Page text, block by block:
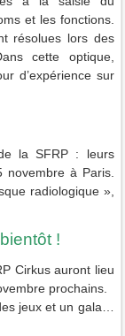
et les fonctions.
résolues lors des
cette optique,
d’expérience sur
la SFRP : leurs
novembre à Paris.
radiologique »,
!
Cirkus auront lieu
prochains.
jeux et un gala…